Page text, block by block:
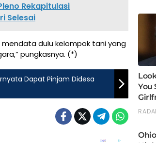
Rekapitulasi
Selesai
dulu kelompok tani yang
pungkasnya. (*)
Dapat Pinjam Didesa